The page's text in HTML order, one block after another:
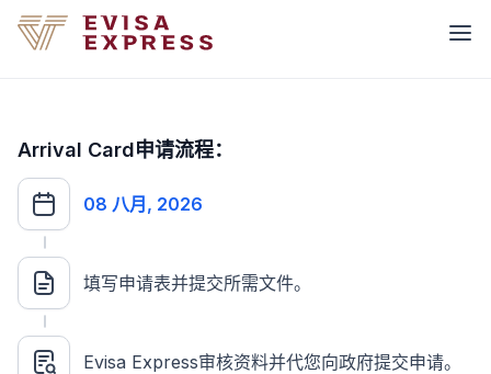
Arrival Card申请流程：
08 八月, 2026
填写申请表并提交所需文件。
Evisa Express审核资料并代您向政府提交申请。